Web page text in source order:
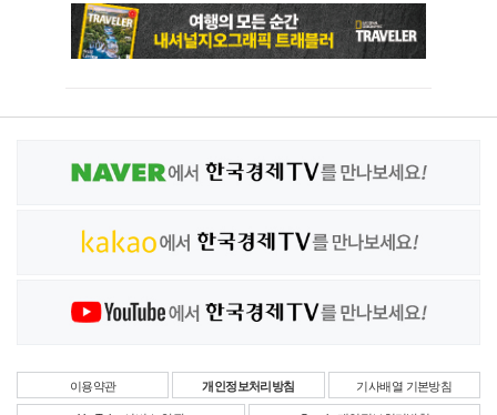
이용약관 개인정보처리방침 기사배열 기본방침